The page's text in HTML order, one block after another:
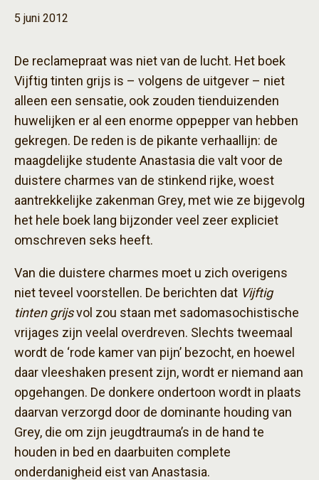
5 juni 2012
De reclamepraat was niet van de lucht. Het boek
Vijftig tinten grijs is – volgens de uitgever – niet
alleen een sensatie, ook zouden tienduizenden
huwelijken er al een enorme oppepper van hebben
gekregen. De reden is de pikante verhaallijn: de
maagdelijke studente Anastasia die valt voor de
duistere charmes van de stinkend rijke, woest
aantrekkelijke zakenman Grey, met wie ze bijgevolg
het hele boek lang bijzonder veel zeer expliciet
omschreven seks heeft.
Van die duistere charmes moet u zich overigens
niet teveel voorstellen. De berichten dat Vijftig
tinten grijsvol zou staan met sadomasochistische
vrijages zijn veelal overdreven. Slechts tweemaal
wordt de ‘rode kamer van pijn’ bezocht, en hoewel
daar vleeshaken present zijn, wordt er niemand aan
opgehangen. De donkere ondertoon wordt in plaats
daarvan verzorgd door de dominante houding van
Grey, die om zijn jeugdtrauma’s in de hand te
houden in bed en daarbuiten complete
onderdanigheid eist van Anastasia.